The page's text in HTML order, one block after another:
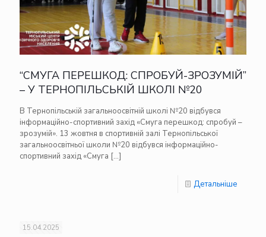
“СМУГА ПЕРЕШКОД: СПРОБУЙ-ЗРОЗУМІЙ”
– У ТЕРНОПІЛЬСЬКІЙ ШКОЛІ №20
В Тернопільській загальноосвітній школі №20 відбувся
інформаційно-спортивний захід «Смуга перешкод: спробуй –
зрозумій». 13 жовтня в спортивній залі Тернопільської
загальноосвітньої школи №20 відбувся інформаційно-
спортивний захід «Смуга […]
Детальніше
15.04.2025